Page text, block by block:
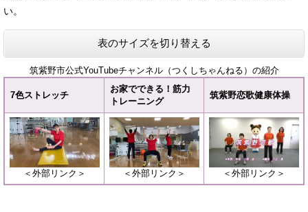
い。
表のサイズを切り替える
筑紫野市公式YouTubeチャンネル（つくしちゃんねる）の紹介
7色ストレッチ
お家でできる！筋力
トレーニング
筑紫野恋歌健康体操
＜外部リンク＞ ＜外部リンク＞ ＜外部リンク＞